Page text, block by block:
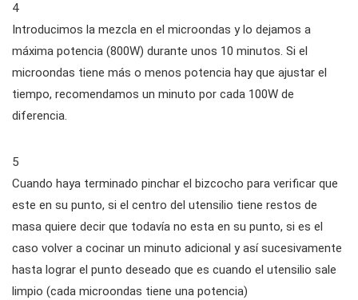
4
Introducimos la mezcla en el microondas y lo dejamos a
máxima potencia (800W) durante unos 10 minutos. Si el
microondas tiene más o menos potencia hay que ajustar el
tiempo, recomendamos un minuto por cada 100W de
diferencia.
5
Cuando haya terminado pinchar el bizcocho para verificar que
este en su punto, si el centro del utensilio tiene restos de
masa quiere decir que todavía no esta en su punto, si es el
caso volver a cocinar un minuto adicional y así sucesivamente
hasta lograr el punto deseado que es cuando el utensilio sale
limpio (cada microondas tiene una potencia)